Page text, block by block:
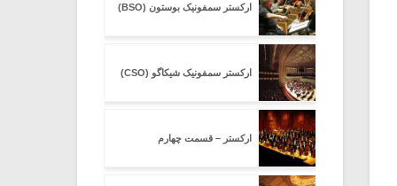
ارکستر سمفونیک بوستون (BSO)
ارکستر سمفونیک شیکاگو (CSO)
ارکستر – قسمت چهارم